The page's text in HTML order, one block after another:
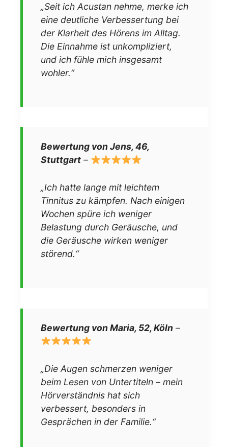
„Seit ich Acustan nehme, merke ich
eine deutliche Verbessertung bei
der Klarheit des Hörens im Alltag.
Die Einnahme ist unkompliziert,
und ich fühle mich insgesamt
wohler.“
Bewertung von Jens, 46,
Stuttgart –
„Ich hatte lange mit leichtem
Tinnitus zu kämpfen. Nach einigen
Wochen spüre ich weniger
Belastung durch Geräusche, und
die Geräusche wirken weniger
störend.“
Bewertung von Maria, 52, Köln –
„Die Augen schmerzen weniger
beim Lesen von Untertiteln – mein
Hörverständnis hat sich
verbessert, besonders in
Gesprächen in der Familie.“